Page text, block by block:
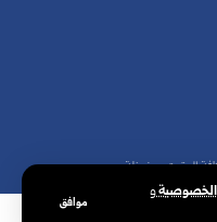
و
موافق
كافة الحقوق محفوظة.